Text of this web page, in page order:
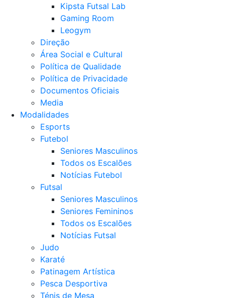
Kipsta Futsal Lab
Gaming Room
Leogym
Direção
Área Social e Cultural
Política de Qualidade
Política de Privacidade
Documentos Oficiais
Media
Modalidades
Esports
Futebol
Seniores Masculinos
Todos os Escalões
Notícias Futebol
Futsal
Seniores Masculinos
Seniores Femininos
Todos os Escalões
Notícias Futsal
Judo
Karaté
Patinagem Artística
Pesca Desportiva
Ténis de Mesa